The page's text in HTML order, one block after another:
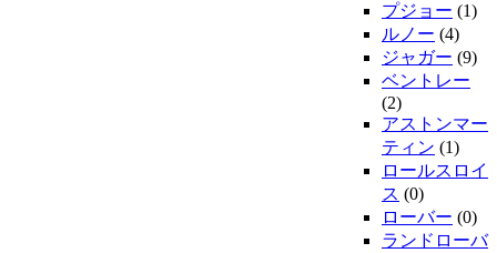
プジョー (1)
ルノー (4)
ジャガー (9)
ベントレー
(2)
アストンマー
ティン (1)
ロールスロイ
ス (0)
ローバー (0)
ランドローバ